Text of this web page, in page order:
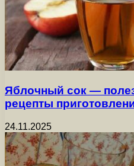
Яблочный сок —
рецепты
24.11.2025